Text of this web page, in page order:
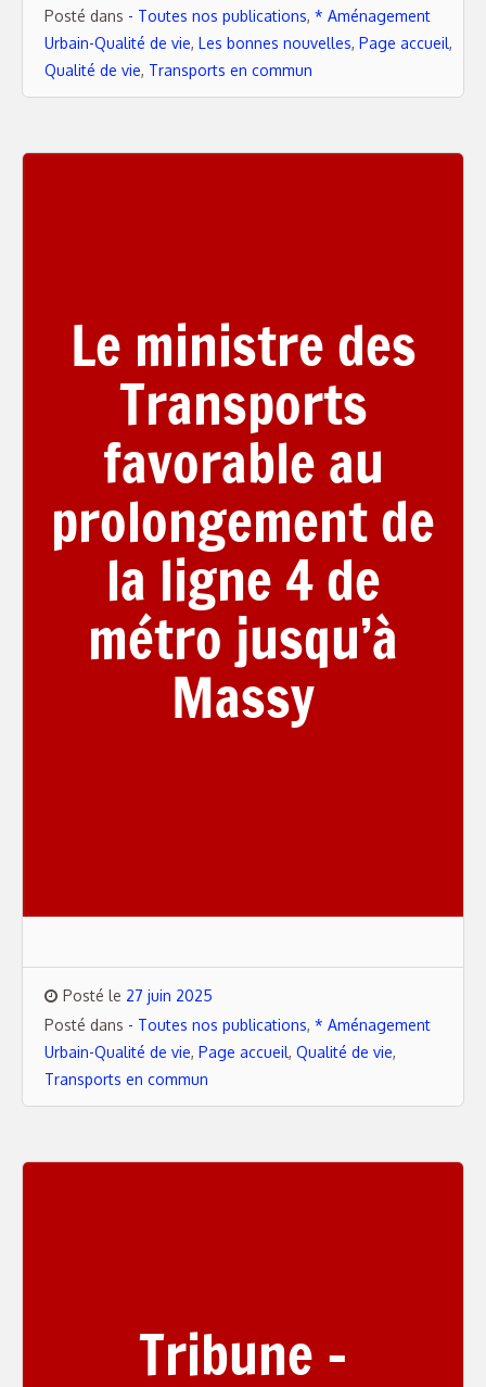
Posté dans - Toutes nos publications, * Aménagement
Urbain-Qualité de vie, Les bonnes nouvelles, Page accueil,
Qualité de vie, Transports en commun
Le ministre des
Transports
favorable au
prolongement de
la ligne 4 de
métro jusqu’à
Massy
Posté le 27 juin 2025
Posté dans - Toutes nos publications, * Aménagement
Urbain-Qualité de vie, Page accueil, Qualité de vie,
Transports en commun
Tribune –